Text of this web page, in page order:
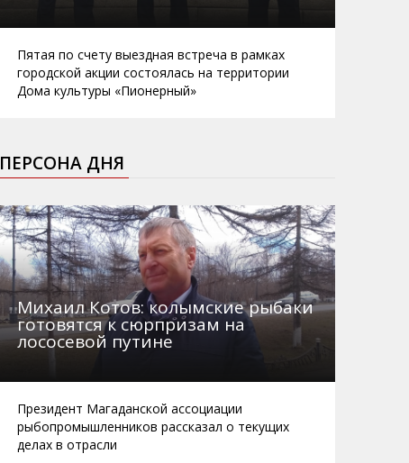
Пятая по счету выездная встреча в рамках
городской акции состоялась на территории
Дома культуры «Пионерный»
ПЕРСОНА ДНЯ
Михаил Котов: колымские рыбаки
готовятся к сюрпризам на
лососевой путине
Президент Магаданской ассоциации
рыбопромышленников рассказал о текущих
делах в отрасли